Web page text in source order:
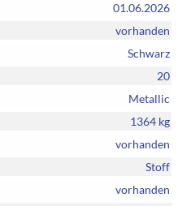
01.06.2026
vorhanden
Schwarz
20
Metallic
1364 kg
vorhanden
Stoff
vorhanden